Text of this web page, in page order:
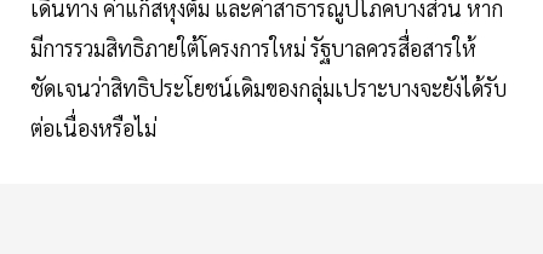
เดินทาง ค่าแก๊สหุงต้ม และค่าสาธารณูปโภคบางส่วน หาก
มีการรวมสิทธิภายใต้โครงการใหม่ รัฐบาลควรสื่อสารให้
ชัดเจนว่าสิทธิประโยชน์เดิมของกลุ่มเปราะบางจะยังได้รับ
ต่อเนื่องหรือไม่